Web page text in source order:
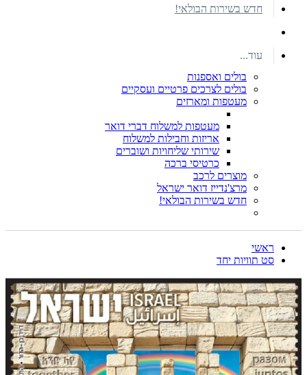
חדש בשירות הבולאי!
עוד...
בולים ואספנות
בולים לצרכים פרטיים ועסקיים
מעטפות ומארזים
מעטפות למשלוח דברי דואר
אריזות וחבילות למשלוח
שירותי שליחויות ושוברים
כרטיסי ברכה
מוצרים לרכב
מרצ'נדייז דואר ישראל
חדש בשירות הבולאי!
ראשי
סט תוויות יחד